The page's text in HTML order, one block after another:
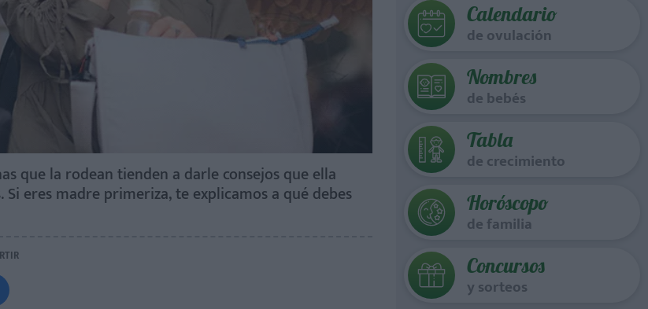
que la rodean tienden a darle consejos que ella
eres madre primeriza, te explicamos a qué debes
Calendario
de ovulación
Nombres
de bebés
Tabla
de crecimiento
Horóscopo
de familia
Concursos
y sorteos